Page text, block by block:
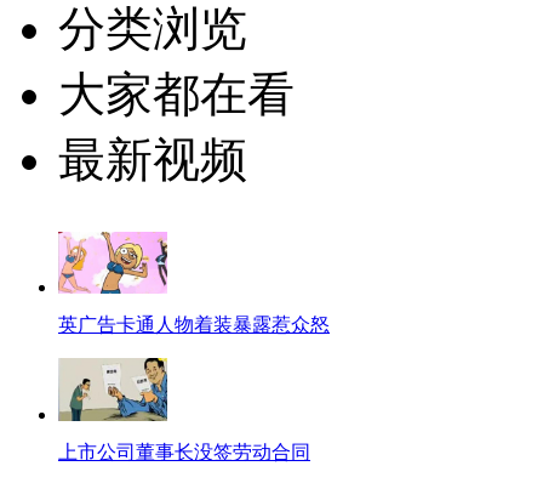
分类浏览
大家都在看
最新视频
英广告卡通人物着装暴露惹众怒
上市公司董事长没签劳动合同